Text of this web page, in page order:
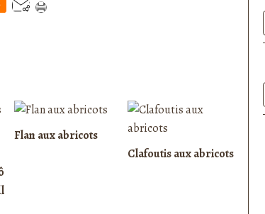
Flan aux abricots
Clafoutis aux abricots